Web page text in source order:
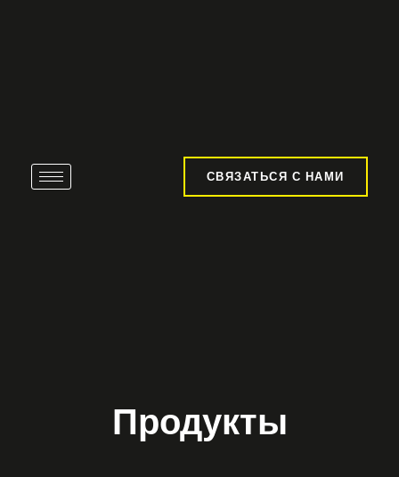
СВЯЗАТЬСЯ С НАМИ
Продукты